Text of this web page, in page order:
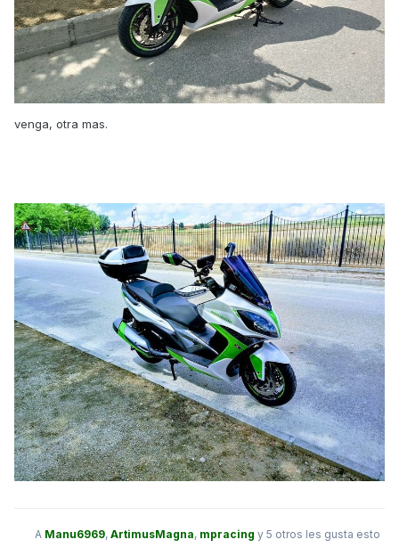
venga, otra mas.
A Manu6969, ArtimusMagna, mpracing y 5 otros les gusta esto